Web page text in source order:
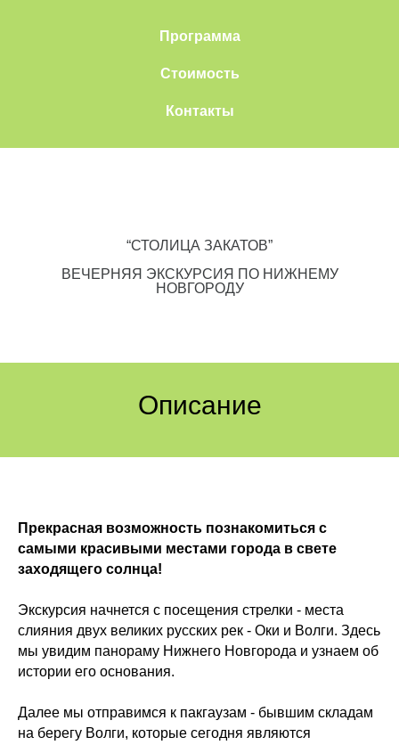
Программа
Стоимость
Контакты
“СТОЛИЦА ЗАКАТОВ”
ВЕЧЕРНЯЯ ЭКСКУРСИЯ ПО НИЖНЕМУ
НОВГОРОДУ
Описание
Прекрасная возможность познакомиться с
самыми красивыми местами города в свете
заходящего солнца!
Экскурсия начнется с посещения стрелки - места
слияния двух великих русских рек - Оки и Волги. Здесь
мы увидим панораму Нижнего Новгорода и узнаем об
истории его основания.
Далее мы отправимся к пакгаузам - бывшим складам
на берегу Волги, которые сегодня являются